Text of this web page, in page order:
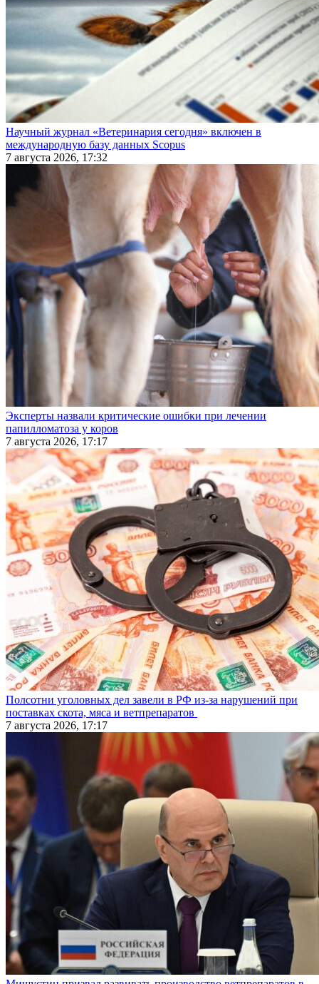
Научный журнал «Ветеринария сегодня» включен в
международную базу данных Scopus
7 августа 2026, 17:32
Эксперты назвали критические ошибки при лечении
папилломатоза у коров
7 августа 2026, 17:17
Полсотни уголовных дел завели в РФ из-за нарушений при
поставках скота, мяса и ветпрепаратов
7 августа 2026, 17:17